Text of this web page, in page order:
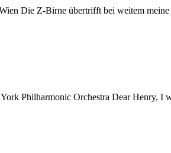
Die Z-Birne übertrifft bei weitem
Philharmonic Orchestra Dear Henry, I